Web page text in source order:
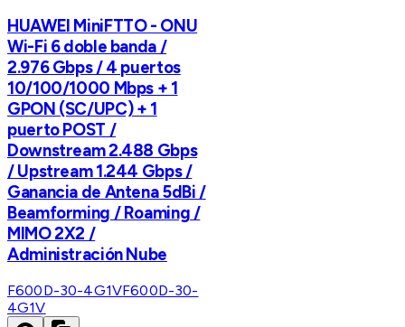
HUAWEI MiniFTTO - ONU
Wi-Fi 6 doble banda /
2.976 Gbps / 4 puertos
10/100/1000 Mbps + 1
GPON (SC/UPC) + 1
puerto POST /
Downstream 2.488 Gbps
/ Upstream 1.244 Gbps /
Ganancia de Antena 5dBi /
Beamforming / Roaming /
MIMO 2X2 /
Administración Nube
F600D-30-4G1VF600D-30-
4G1V